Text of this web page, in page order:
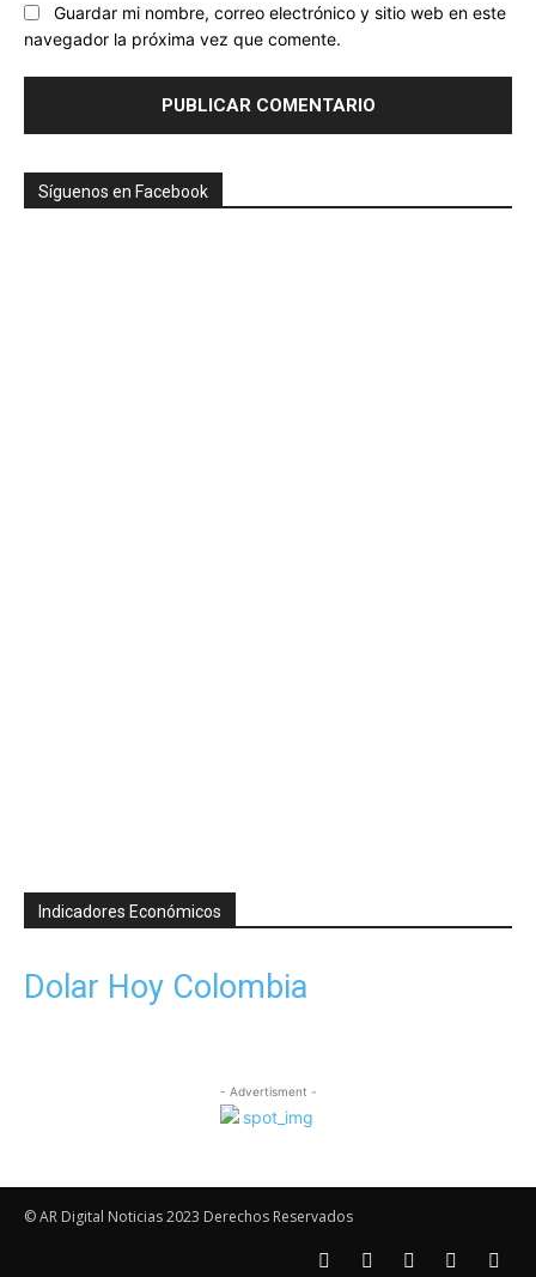
Guardar mi nombre, correo electrónico y sitio web en este
navegador la próxima vez que comente.
Síguenos en Facebook
Indicadores Económicos
Dolar Hoy Colombia
- Advertisment -
© AR Digital Noticias 2023 Derechos Reservados